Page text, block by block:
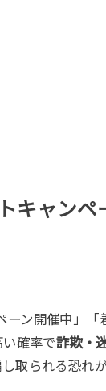
キャンペ
ーン開催中」「
確率で詐欺・
取られる恐れ